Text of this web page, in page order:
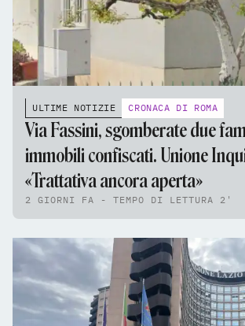
ULTIME NOTIZIE CRONACA DI ROMA
Via Fassini, sgomberate due
immobili confiscati. Unione
«Trattativa ancora aperta»
2 GIORNI FA - TEMPO DI LETTURA 2'